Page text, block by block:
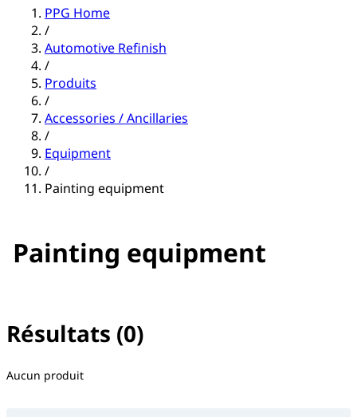
PPG Home
/
Automotive Refinish
/
Produits
/
Accessories / Ancillaries
/
Equipment
/
Painting equipment
Painting equipment
Résultats (0)
Aucun filtre sélectionné
Aucun produit